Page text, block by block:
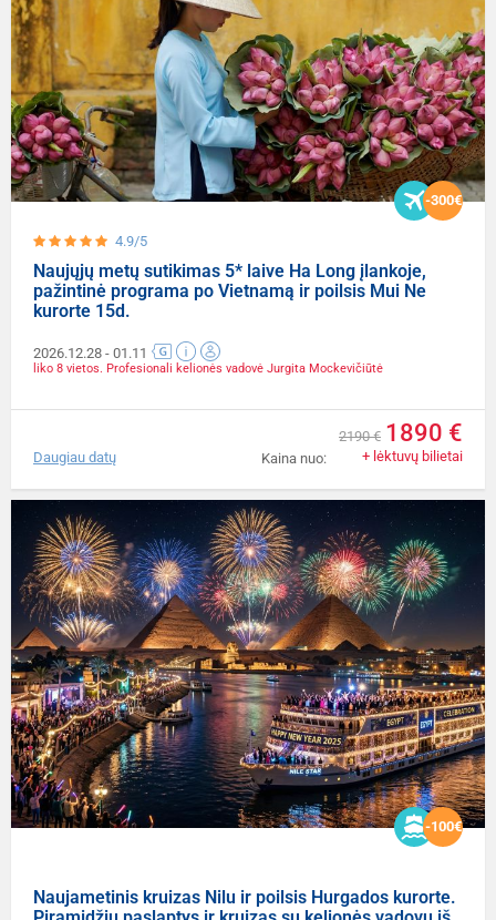
4.9/5
-300€
Naujųjų metų sutikimas 5* laive Ha Long įlankoje,
pažintinė programa po Vietnamą ir poilsis Mui Ne
kurorte 15d.
2026.12.28 - 01.11
liko 8 vietos. Profesionali kelionės vadovė Jurgita Mockevičiūtė
Kaina nuo:
2190 € 1890 €
+ lėktuvų bilietai
Daugiau datų
-100€
Naujametinis kruizas Nilu ir poilsis Hurgados kurorte.